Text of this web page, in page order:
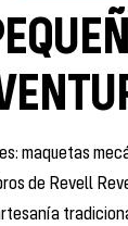
maquetas
de Revell